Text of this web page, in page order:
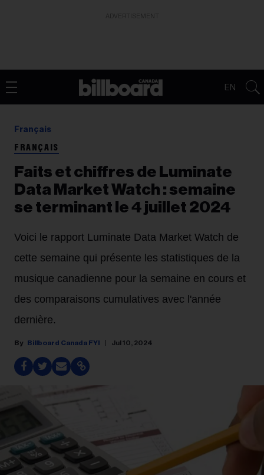
EN
Français
FRANÇAIS
Faits et chiffres de Luminate
Data Market Watch : semaine
se terminant le 4 juillet 2024
Voici le rapport Luminate Data Market Watch de
cette semaine qui présente les statistiques de la
musique canadienne pour la semaine en cours et
des comparaisons cumulatives avec l'année
dernière.
Billboard Canada FYI Jul 10, 2024